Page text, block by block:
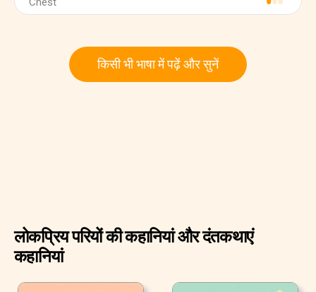
किसी भी भाषा में पढ़ें और सुनें
लोकप्रिय परियों की कहानियां और दंतकथाएं
कहानियां